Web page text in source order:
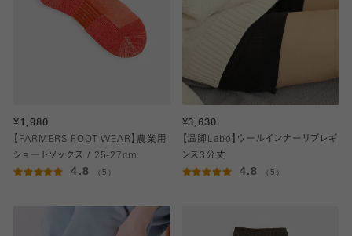
¥1,980
【FARMERS FOOT WEAR】農業用
ショートソックス / 25-27cm
4.8 （5）
¥3,630
【温脚Labo】ウールインナーリブレギ
ンス3分丈
4.8 （5）